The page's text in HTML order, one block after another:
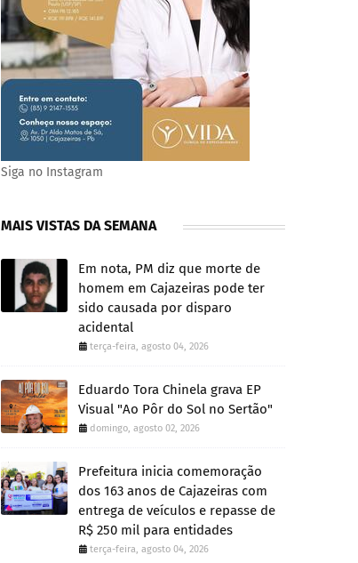
Siga no Instagram
MAIS VISTAS DA SEMANA
Em nota, PM diz que morte de
homem em Cajazeiras pode ter
sido causada por disparo
acidental
terça-feira, agosto 04, 2026
Eduardo Tora Chinela grava EP
Visual "Ao Pôr do Sol no Sertão"
domingo, agosto 02, 2026
Prefeitura inicia comemoração
dos 163 anos de Cajazeiras com
entrega de veículos e repasse de
R$ 250 mil para entidades
terça-feira, agosto 04, 2026